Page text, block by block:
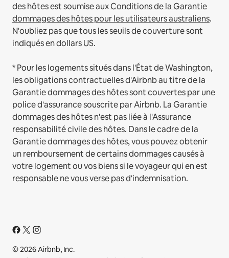
des hôtes est soumise auxConditions de la Garantie
dommages des hôtes pour les utilisateurs australiens.
N'oubliez pas que tous les seuils de couverture sont
indiqués en dollars US.
* Pour les logements situés dans l'État de Washington,
les obligations contractuelles d'Airbnb au titre de la
Garantie dommages des hôtes sont couvertes par une
police d'assurance souscrite par Airbnb. La Garantie
dommages des hôtes n'est pas liée à l'Assurance
responsabilité civile des hôtes. Dans le cadre de la
Garantie dommages des hôtes, vous pouvez obtenir
un remboursement de certains dommages causés à
votre logement ou vos biens si le voyageur qui en est
responsable ne vous verse pas d'indemnisation.
© 2026 Airbnb, Inc.